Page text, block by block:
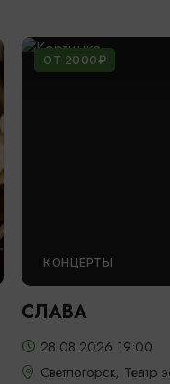
ОТ 2000₽
КОНЦЕРТЫ
СЛАВА
28.08.2026 19:00
Светлогорск, Театр